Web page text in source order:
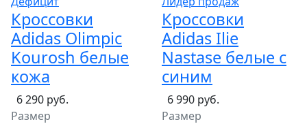
Кроссовки
Adidas Olimpic
Kourosh белые
кожа
6 290 руб.
Размер
Кроссовки
Adidas Ilie
Nastase белые с
синим
6 990 руб.
Размер